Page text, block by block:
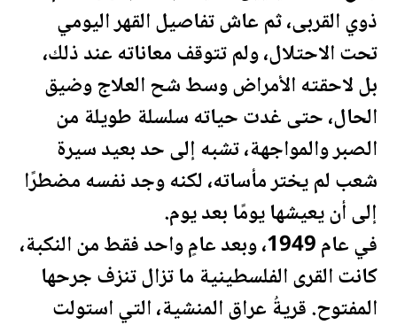
ذوي القربى، ثم عاش تفاصيل القهر اليومي
تحت الاحتلال، ولم تتوقفمعاناته عند ذلك،
بل لاحقته الأمراض وسط شح العلاج وضيق
الحال، حتى غدت حياته سلسلة طويلة من
الصبر والمواجهة، تشبه إلى حد بعيد سيرة
شعب لم يختر مأساته، لكنه وجد نفسه مضطرًا
إلى أن يعيشها يومًا بعد يوم.
في عام 1949، وبعد عامٍ واحد فقط من النكبة،
كانت القرى الفلسطينية ما تزال تنزف جرحها
المفتوح. قريةُ عراق المنشية، التي استولت